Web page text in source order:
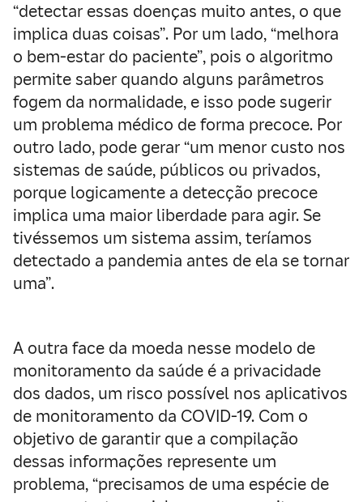
“detectar essas doenças muito antes, o que
implica duas coisas”. Por um lado, “melhora
o bem-estar do paciente”, pois o algoritmo
permite saber quando alguns parâmetros
fogem da normalidade, e isso pode sugerir
um problema médico de forma precoce. Por
outro lado, pode gerar “um menor custo nos
sistemas de saúde, públicos ou privados,
porque logicamente a detecção precoce
implica uma maior liberdade para agir. Se
tivéssemos um sistema assim, teríamos
detectado a pandemia antes de ela se tornar
uma”.
A outra face da moeda nesse modelo de
monitoramento da saúde é a privacidade
dos dados, um risco possível nos aplicativos
de monitoramento da COVID-19. Com o
objetivo de garantir que a compilação
dessas informações represente um
problema, “precisamos de uma espécie de